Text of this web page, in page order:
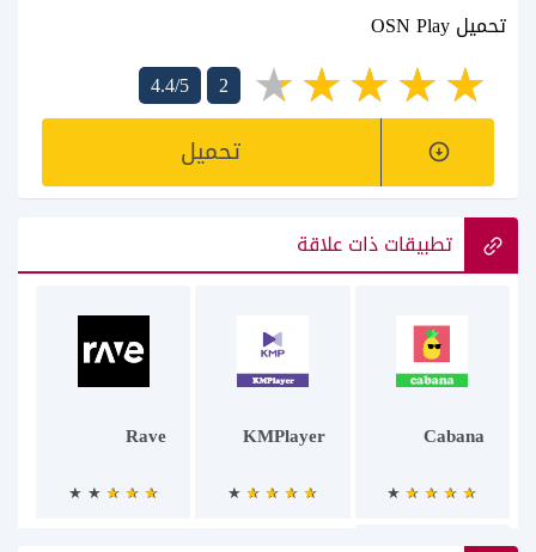
تحميل OSN Play‏
4.4/5
2
تحميل
تطبيقات ذات علاقة
Cabana
KMPlayer
Rave